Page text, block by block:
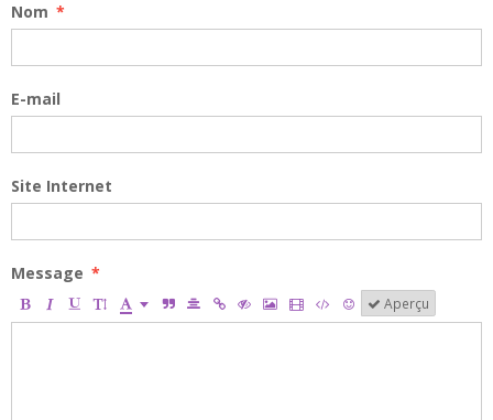
Nom
E-mail
Site Internet
Message
Aperçu